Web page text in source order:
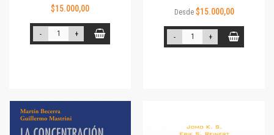
$15.000,00
- +
Desde $15.000,00
- +